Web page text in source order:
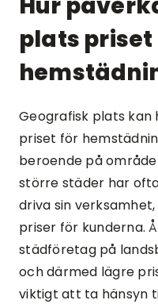
plats priset
Geografisk plats kan
priset för
beroende på
större städer har
driva sin
priser för kunderna.
städföretag på
och därmed lägre
viktigt att ta hänsyn